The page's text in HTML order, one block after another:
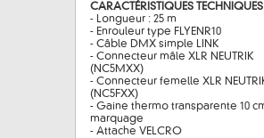
CARACTÉRISTIQUES TECHNIQUES
- Longueur : 25 m
- Enrouleur type FLYENR10
- Câble DMX simple LINK
- Connecteur mâle XLR NEUTRIK
(NC5MXX)
- Connecteur femelle XLR
(NC5FXX)
- Gaine thermo transparente 10
marquage
- Attache VELCRO